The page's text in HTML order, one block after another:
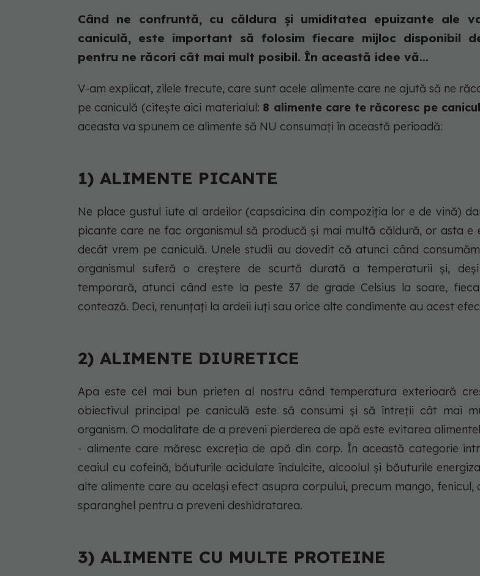
Când ne confruntă, cu căldura și umiditatea epuizante ale
caniculă, este important să folosim fiecare mijloc disponibil
pentru ne răcori cât mai mult posibil. În această idee vă...
V-am explicat, zilele trecute, care sunt acele alimente care ne ajută să ne
pe caniculă (citește aici materialul: 8 alimente care te răcoresc pe
aceasta va spunem ce alimente să NU consumați în această perioadă:
1) ALIMENTE PICANTE
Ne place gustul iute al ardeilor (capsaicina din compoziția lor e de vină)
picante care ne fac organismul să producă și mai multă căldură, or asta e
decât vrem pe caniculă. Unele studii au dovedit că atunci când
organismul suferă o creștere de scurtă durată a temperaturii și,
temporară, atunci când este la peste 37 de grade Celsius la soare,
contează. Deci, renunțați la ardeii iuți sau orice alte condimente au acest
2) ALIMENTE DIURETICE
Apa este cel mai bun prieten al nostru când temperatura exterioară
obiectivul principal pe caniculă este să consumi și să întreții cât mai
organism. O modalitate de a preveni pierderea de apă este evitarea
- alimente care măresc excreția de apă din corp. În această categorie
ceaiul cu cofeină, băuturile acidulate îndulcite, alcoolul și băuturile
alte alimente care au același efect asupra corpului, precum mango, fenicul,
sparanghel pentru a preveni deshidratarea.
3) ALIMENTE CU MULTE PROTEINE